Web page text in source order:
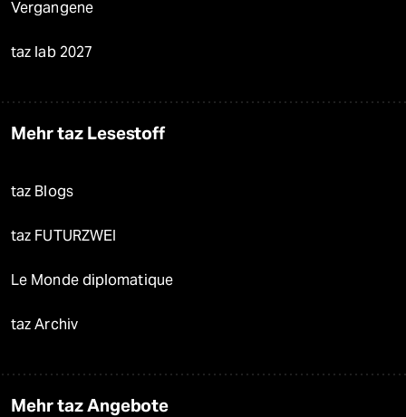
Vergangene
taz lab 2027
Mehr taz Lesestoff
taz Blogs
taz FUTURZWEI
Le Monde diplomatique
taz Archiv
Mehr taz Angebote